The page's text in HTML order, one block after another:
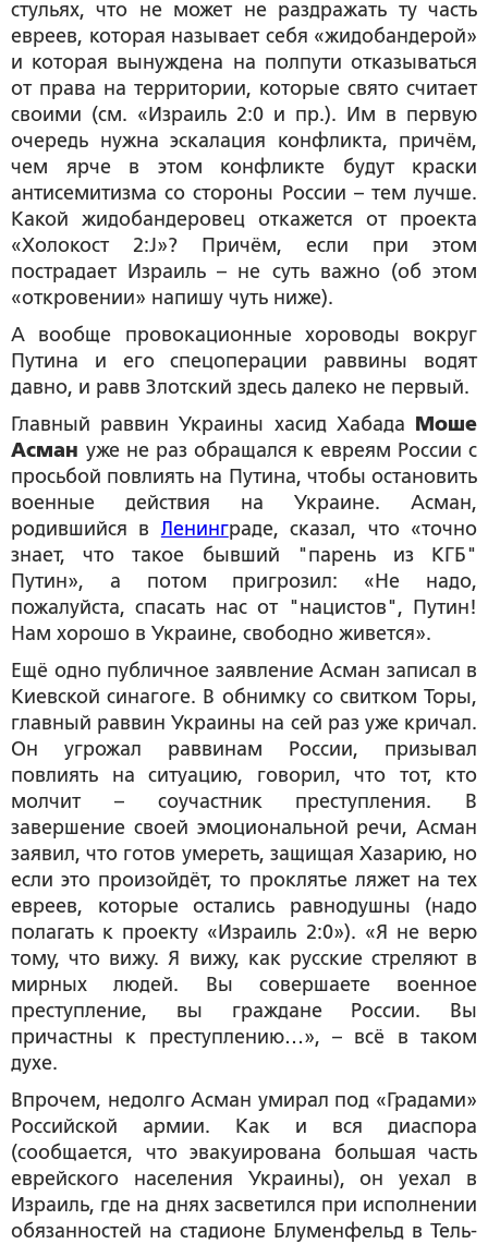
стульях, что не может не раздражать ту часть
евреев, которая называет себя «жидобандерой»
и которая вынуждена на полпути отказываться
от права на территории, которые свято считает
своими (см. «Израиль 2:0 и пр.). Им в первую
очередь нужна эскалация конфликта, причём,
чем ярче в этом конфликте будут краски
антисемитизма со стороны России – тем лучше.
Какой жидобандеровец откажется от проекта
«Холокост 2:J»? Причём, если при этом
пострадает Израиль – не суть важно (об этом
«откровении» напишу чуть ниже).
А вообще провокационные хороводы вокруг
Путина и его спецоперации раввины водят
давно, и равв Злотский здесь далеко не первый.
Главный раввин Украины хасид Хабада
Моше
Асман уже не раз обращался к евреям России с
просьбой повлиять на Путина, чтобы остановить
военные действия на Украине. Асман,
родившийся в Ленинграде, сказал, что «точно
знает, что такое бывший "парень из КГБ"
Путин», а потом пригрозил: «Не надо,
пожалуйста, спасать нас от "нацистов", Путин!
Нам хорошо в Украине, свободно живется».
Ещё одно публичное заявление Асман записал в
Киевской синагоге. В обнимку со свитком Торы,
главный раввин Украины на сей раз уже кричал.
Он угрожал раввинам России, призывал
повлиять на ситуацию, говорил, что тот, кто
молчит – соучастник преступления. В
завершение своей эмоциональной речи, Асман
заявил, что готов умереть, защищая Хазарию, но
если это произойдёт, то проклятье ляжет на тех
евреев, которые остались равнодушны (надо
полагать к проекту «Израиль 2:0»). «Я не верю
тому, что вижу. Я вижу, как русские стреляют в
мирных людей. Вы совершаете военное
преступление, вы граждане России. Вы
причастны к преступлению…», – всё в таком
духе.
Впрочем, недолго Асман умирал под «Градами»
Российской армии. Как и вся диаспора
(сообщается, что эвакуирована большая часть
еврейского населения Украины), он уехал в
Израиль, где на днях засветился при исполнении
обязанностей на стадионе Блуменфельд в Тель-